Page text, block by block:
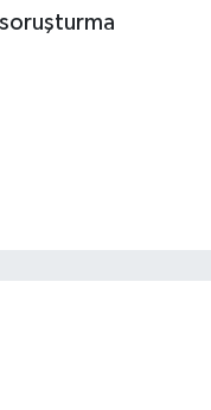
soruşturma